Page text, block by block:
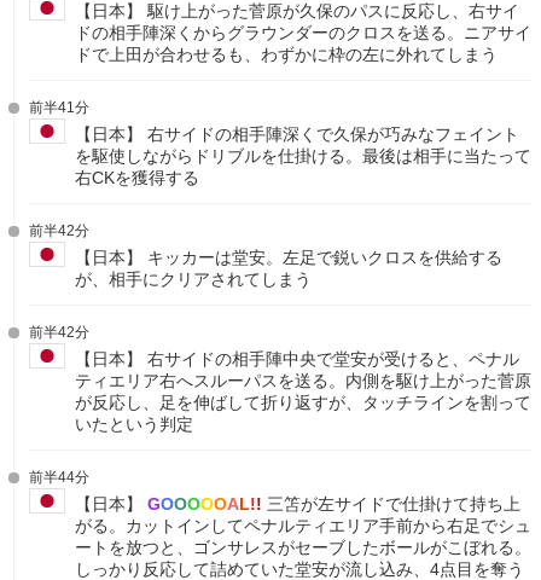
【日本】 駆け上がった菅原が久保のパスに反応し、右サイ
ドの相手陣深くからグラウンダーのクロスを送る。ニアサイ
ドで上田が合わせるも、わずかに枠の左に外れてしまう
前半41分
【日本】 右サイドの相手陣深くで久保が巧みなフェイント
を駆使しながらドリブルを仕掛ける。最後は相手に当たって
右CKを獲得する
前半42分
【日本】 キッカーは堂安。左足で鋭いクロスを供給する
が、相手にクリアされてしまう
前半42分
【日本】 右サイドの相手陣中央で堂安が受けると、ペナル
ティエリア右へスルーパスを送る。内側を駆け上がった菅原
が反応し、足を伸ばして折り返すが、タッチラインを割って
いたという判定
前半44分
【日本】 GOOOOOAL!! 三笘が左サイドで仕掛けて持ち上
がる。カットインしてペナルティエリア手前から右足でシュ
ートを放つと、ゴンサレスがセーブしたボールがこぼれる。
しっかり反応して詰めていた堂安が流し込み、4点目を奪う